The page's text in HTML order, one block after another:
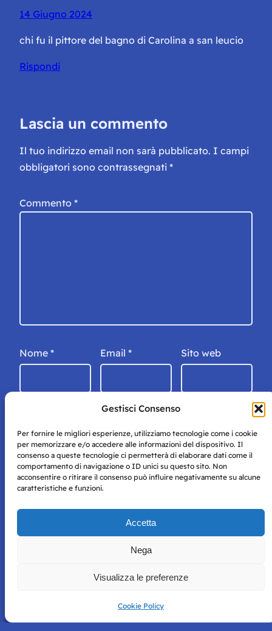
Gestisci Consenso
Per fornire le migliori esperienze, utilizziamo tecnologie come i cookie
per memorizzare e/o accedere alle informazioni del dispositivo. Il
consenso a queste tecnologie ci permetterà di elaborare dati come il
comportamento di navigazione o ID unici su questo sito. Non
acconsentire o ritirare il consenso può influire negativamente su alcune
caratteristiche e funzioni.
Accetta
Nega
Visualizza le preferenze
Cookie Policy
14 Giugno 2024
chi fu il pittore del bagno di Carolina a san leucio
Rispondi
Lascia un commento
Il tuo indirizzo email non sarà pubblicato. I campi
obbligatori sono contrassegnati *
Commento *
Nome * Email * Sito web
Storie di Napoli è una testata registrata presso il tribunale di
per mero scopo didattico e informativo.
perseguito secondo i termini di legge. Si nega l’utilizzo delle